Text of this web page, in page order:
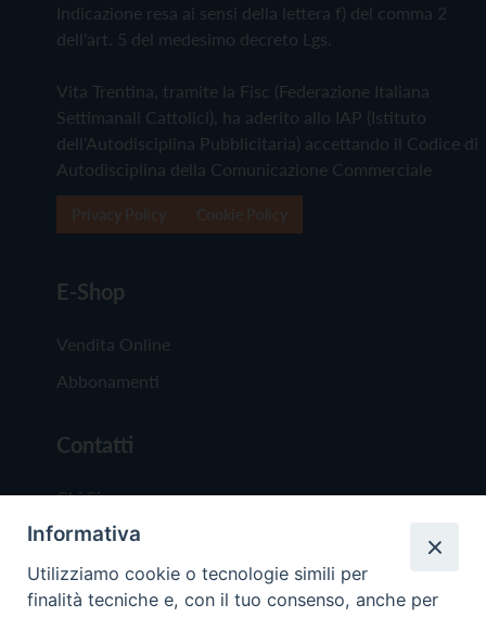
Indicazione resa ai sensi della lettera f) del comma 2
dell'art. 5 del medesimo decreto Lgs.
Vita Trentina, tramite la Fisc (Federazione Italiana
Settimanali Cattolici), ha aderito allo IAP (Istituto
dell'Autodisciplina Pubblicitaria) accettando il Codice di
Autodisciplina della Comunicazione Commerciale
E-Shop
Vendita Online
Abbonamenti
Contatti
Chi Siamo
Redazione
Scrivici
Informativa
Utilizziamo cookie o tecnologie simili per
finalità tecniche e, con il tuo consenso, anche per